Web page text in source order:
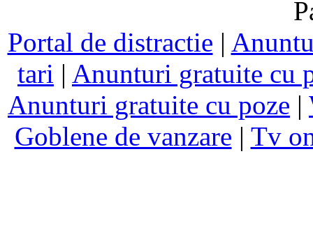
Portal de distractie |
tari | Anunturi gratuite cu
Anunturi gratuite cu poze |
Goblene de vanzare | Tv